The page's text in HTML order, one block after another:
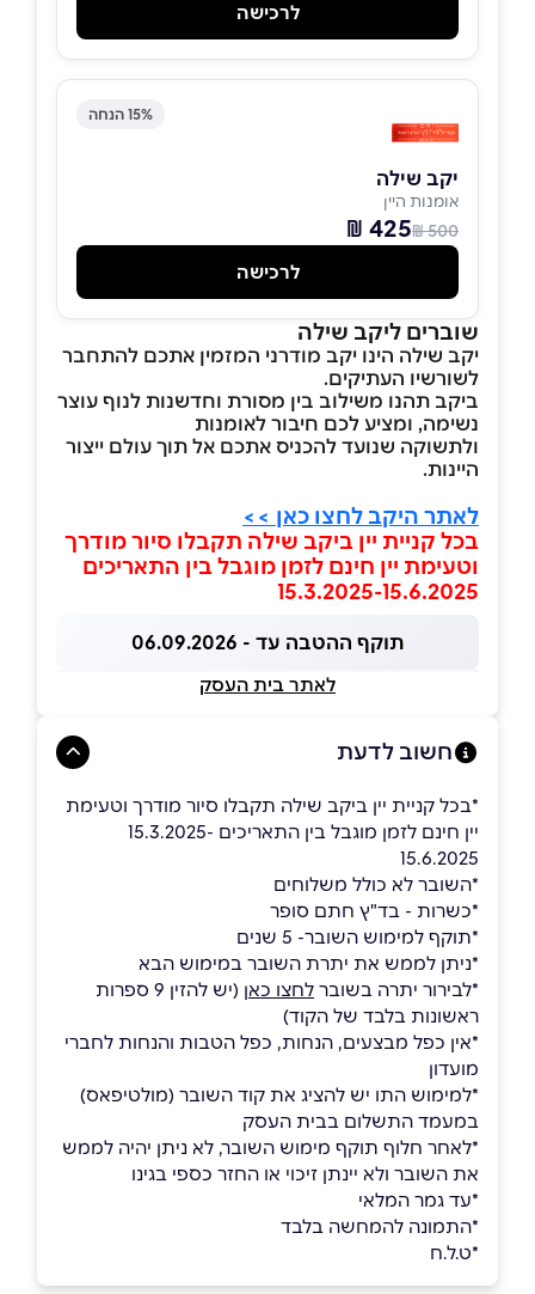
לרכישה
15% הנחה
יקב שילה
אומנות היין
500 ₪
425 ₪
לרכישה
שוברים ליקב שילה
יקב שילה הינו יקב מודרני המזמין אתכם להתחבר
לשורשיו העתיקים.
ביקב תהנו משילוב בין מסורת וחדשנות לנוף עוצר
נשימה, ומציע לכם חיבור לאומנות
ולתשוקה שנועד להכניס אתכם אל תוך עולם ייצור
היינות.
לאתר היקב לחצו כאן >>
בכל קניית יין ביקב שילה תקבלו סיור מודרך
וטעימת יין חינם לזמן מוגבל בין התאריכים
15.3.2025-15.6.2025
תוקף ההטבה עד - 06.09.2026
לאתר בית העסק
חשוב לדעת
*בכל קניית יין ביקב שילה תקבלו סיור מודרך וטעימת
יין חינם לזמן מוגבל בין התאריכים 15.3.2025-
15.6.2025
*השובר לא כולל משלוחים
*כשרות - בד"ץ חתם סופר
*תוקף למימוש השובר- 5 שנים
*ניתן לממש את יתרת השובר במימוש הבא
*לבירור יתרה בשובר לחצו כאן
(יש להזין 9 ספרות
ראשונות בלבד של הקוד)
*אין כפל מבצעים, הנחות, כפל הטבות והנחות לחברי
מועדון
*למימוש התו יש להציג את קוד השובר (מולטיפאס)
במעמד התשלום בבית העסק
*לאחר חלוף תוקף מימוש השובר, לא ניתן יהיה לממש
את השובר ולא יינתן זיכוי או החזר כספי בגינו
*עד גמר המלאי
*התמונה להמחשה בלבד
*ט.ל.ח